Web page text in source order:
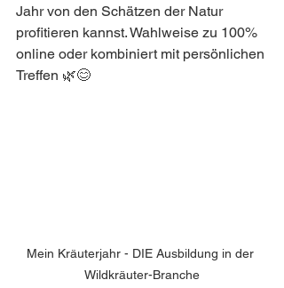
Jahr von den Schätzen der Natur
profitieren kannst. Wahlweise zu 100%
online oder kombiniert mit persönlichen
Treffen 🌿😊
Mein Kräuterjahr - DIE Ausbildung in der
Wildkräuter-Branche